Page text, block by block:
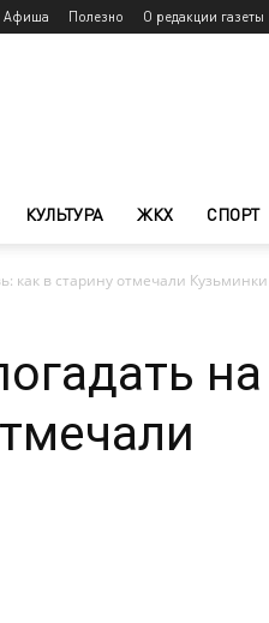
Афиша Полезно О редакции газеты
КУЛЬТУРА ЖКХ СПОРТ
как в старину отмечали Кузьминки
на